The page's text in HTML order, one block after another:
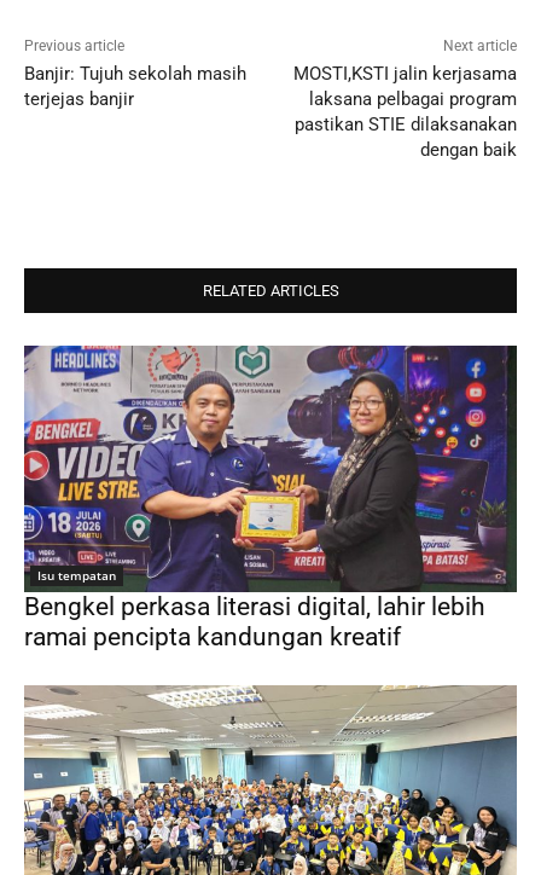
Previous article
Banjir: Tujuh sekolah masih
terjejas banjir
Next article
MOSTI,KSTI jalin kerjasama
laksana pelbagai program
pastikan STIE dilaksanakan
dengan baik
RELATED ARTICLES
Isu tempatan
Bengkel perkasa literasi digital, lahir lebih
ramai pencipta kandungan kreatif